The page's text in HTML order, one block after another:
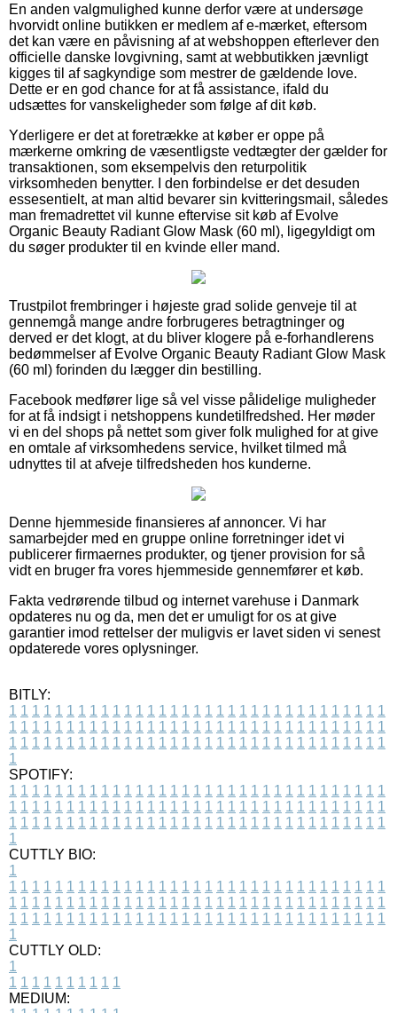
En anden valgmulighed kunne derfor være at undersøge
hvorvidt online butikken er medlem af e-mærket, eftersom
det kan være en påvisning af at webshoppen efterlever den
officielle danske lovgivning, samt at webbutikken jævnligt
kigges til af sagkyndige som mestrer de gældende love.
Dette er en god chance for at få assistance, ifald du
udsættes for vanskeligheder som følge af dit køb.
Yderligere er det at foretrække at køber er oppe på
mærkerne omkring de væsentligste vedtægter der gælder for
transaktionen, som eksempelvis den returpolitik
virksomheden benytter. I den forbindelse er det desuden
essesentielt, at man altid bevarer sin kvitteringsmail, således
man fremadrettet vil kunne eftervise sit køb af Evolve
Organic Beauty Radiant Glow Mask (60 ml), ligegyldigt om
du søger produkter til en kvinde eller mand.
Trustpilot frembringer i højeste grad solide genveje til at
gennemgå mange andre forbrugeres betragtninger og
derved er det klogt, at du bliver klogere på e-forhandlerens
bedømmelser af Evolve Organic Beauty Radiant Glow Mask
(60 ml) forinden du lægger din bestilling.
Facebook medfører lige så vel visse pålidelige muligheder
for at få indsigt i netshoppens kundetilfredshed. Her møder
vi en del shops på nettet som giver folk mulighed for at give
en omtale af virksomhedens service, hvilket tilmed må
udnyttes til at afveje tilfredsheden hos kunderne.
Denne hjemmeside finansieres af annoncer. Vi har
samarbejder med en gruppe online forretninger idet vi
publicerer firmaernes produkter, og tjener provision for så
vidt en bruger fra vores hjemmeside gennemfører et køb.
Fakta vedrørende tilbud og internet varehuse i Danmark
opdateres nu og da, men det er umuligt for os at give
garantier imod rettelser der muligvis er lavet siden vi senest
opdaterede vores oplysninger.
BITLY:
1 1 1 1 1 1 1 1 1 1 1 1 1 1 1 1 1 1 1 1 1 1 1 1 1 1 1 1 1 1 1 1 1
1 1 1 1 1 1 1 1 1 1 1 1 1 1 1 1 1 1 1 1 1 1 1 1 1 1 1 1 1 1 1 1 1
1 1 1 1 1 1 1 1 1 1 1 1 1 1 1 1 1 1 1 1 1 1 1 1 1 1 1 1 1 1 1 1 1
1
SPOTIFY:
1 1 1 1 1 1 1 1 1 1 1 1 1 1 1 1 1 1 1 1 1 1 1 1 1 1 1 1 1 1 1 1 1
1 1 1 1 1 1 1 1 1 1 1 1 1 1 1 1 1 1 1 1 1 1 1 1 1 1 1 1 1 1 1 1 1
1 1 1 1 1 1 1 1 1 1 1 1 1 1 1 1 1 1 1 1 1 1 1 1 1 1 1 1 1 1 1 1 1
1
CUTTLY BIO:
1
1 1 1 1 1 1 1 1 1 1 1 1 1 1 1 1 1 1 1 1 1 1 1 1 1 1 1 1 1 1 1 1 1
1 1 1 1 1 1 1 1 1 1 1 1 1 1 1 1 1 1 1 1 1 1 1 1 1 1 1 1 1 1 1 1 1
1 1 1 1 1 1 1 1 1 1 1 1 1 1 1 1 1 1 1 1 1 1 1 1 1 1 1 1 1 1 1 1 1
1
CUTTLY OLD:
1
1 1 1 1 1 1 1 1 1 1
MEDIUM: